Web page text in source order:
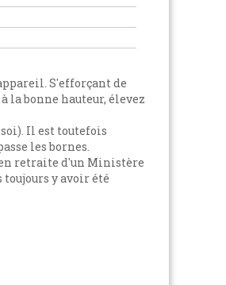
S'efforçant de
la bonne hauteur, élevez
Il est toutefois
les bornes.
retraite d'un Ministère
toujours y avoir été